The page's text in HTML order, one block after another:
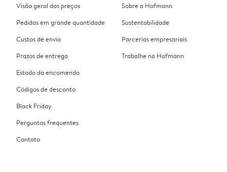
Visão geral dos preços
Pedidos em grande quantidade
Custos de envio
Prazos de entrega
Estado da encomenda
Códigos de desconto
Black Friday
Perguntas frequentes
Contato
Sobre a Hofmann
Sustentabilidade
Parcerias empresariais
Trabalhe na Hofmann